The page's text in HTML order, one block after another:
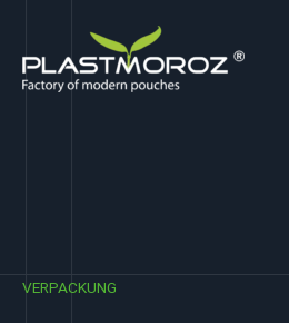
springen
VERPACKUNG